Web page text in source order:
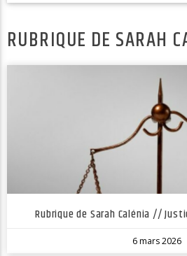
RUBRIQUE DE SARAH
Rubrique de Sarah Calénia //
6 mars 2026